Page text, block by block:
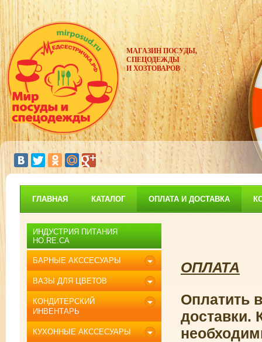
МАГАЗИН ПОСУДЫ,
СПЕЦОДЕЖДЫ
И ХОЗТОВАРОВ
ГЛАВНАЯ КАТАЛОГ ОПЛАТА И ДОСТАВКА
ИНДУСТРИЯ ПИТАНИЯ
HO.RE.CA
БАРНЫЕ АКССЕСУАРЫ
ВАЗЫ ДЛЯ ЦВЕТОВ
КОНДИТЕРСКИЙ
ИНВЕНТАРЬ
КУХОННЫЕ АКССЕСУАРЫ
ОПЛАТА
Оплатить
доставки.